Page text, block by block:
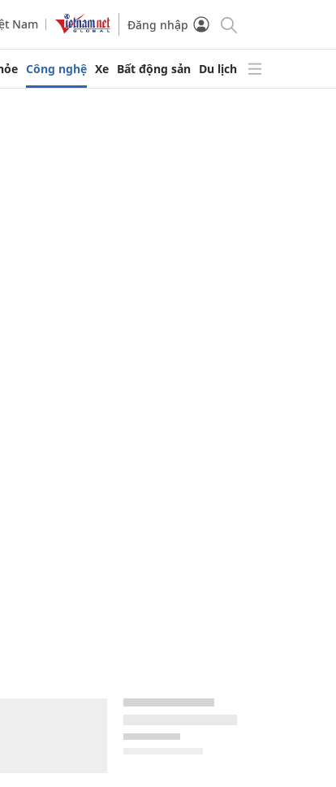
Nam Đăng nhập
Công nghệ Xe Bất động sản Du lịch